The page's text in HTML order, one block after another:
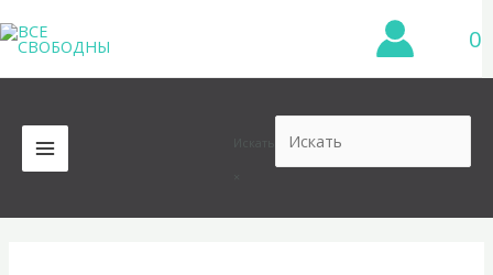
к
содержимому
0
MAIN
MENU